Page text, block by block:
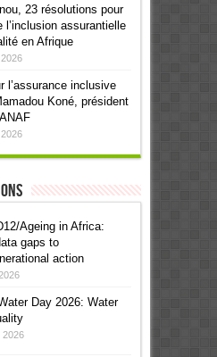
23 résolutions pour
l’inclusion assurantielle
en Afrique
l’assurance inclusive
Koné, président
Ageing in Africa:
gaps to
action
Day 2026: Water
2026